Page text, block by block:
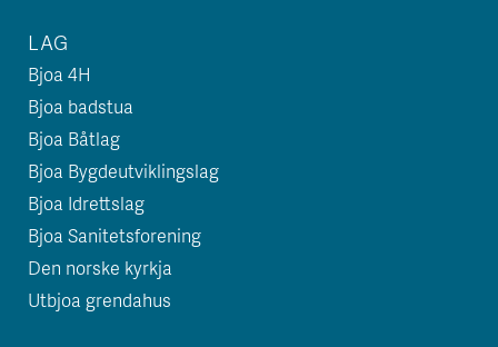
LAG
Bjoa 4H
Bjoa badstua
Bjoa Båtlag
Bjoa Bygdeutviklingslag
Bjoa Idrettslag
Bjoa Sanitetsforening
Den norske kyrkja
Utbjoa grendahus